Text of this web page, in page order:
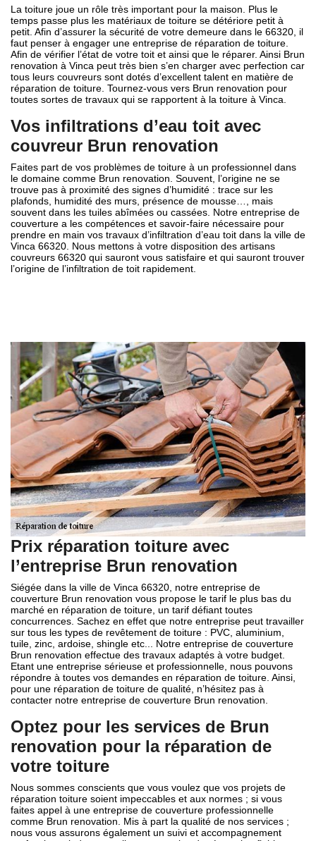
La toiture joue un rôle très important pour la maison. Plus le
temps passe plus les matériaux de toiture se détériore petit à
petit. Afin d’assurer la sécurité de votre demeure dans le 66320, il
faut penser à engager une entreprise de réparation de toiture.
Afin de vérifier l’état de votre toit et ainsi que le réparer. Ainsi Brun
renovation à Vinca peut très bien s’en charger avec perfection car
tous leurs couvreurs sont dotés d’excellent talent en matière de
réparation de toiture. Tournez-vous vers Brun renovation pour
toutes sortes de travaux qui se rapportent à la toiture à Vinca.
Vos infiltrations d’eau toit avec
couvreur Brun renovation
Faites part de vos problèmes de toiture à un professionnel dans
le domaine comme Brun renovation. Souvent, l’origine ne se
trouve pas à proximité des signes d’humidité : trace sur les
plafonds, humidité des murs, présence de mousse…, mais
souvent dans les tuiles abîmées ou cassées. Notre entreprise de
couverture a les compétences et savoir-faire nécessaire pour
prendre en main vos travaux d’infiltration d’eau toit dans la ville de
Vinca 66320. Nous mettons à votre disposition des artisans
couvreurs 66320 qui sauront vous satisfaire et qui sauront trouver
l’origine de l’infiltration de toit rapidement.
Prix réparation toiture avec
l’entreprise Brun renovation
Siégée dans la ville de Vinca 66320, notre entreprise de
couverture Brun renovation vous propose le tarif le plus bas du
marché en réparation de toiture, un tarif défiant toutes
concurrences. Sachez en effet que notre entreprise peut travailler
sur tous les types de revêtement de toiture : PVC, aluminium,
tuile, zinc, ardoise, shingle etc... Notre entreprise de couverture
Brun renovation effectue des travaux adaptés à votre budget.
Etant une entreprise sérieuse et professionnelle, nous pouvons
répondre à toutes vos demandes en réparation de toiture. Ainsi,
pour une réparation de toiture de qualité, n’hésitez pas à
contacter notre entreprise de couverture Brun renovation.
Optez pour les services de Brun
renovation pour la réparation de
votre toiture
Nous sommes conscients que vous voulez que vos projets de
réparation toiture soient impeccables et aux normes ; si vous
faites appel à une entreprise de couverture professionnelle
comme Brun renovation. Mis à part la qualité de nos services ;
nous vous assurons également un suivi et accompagnement